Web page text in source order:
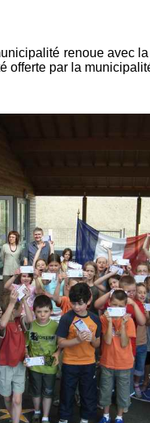
renoue avec
offerte par la